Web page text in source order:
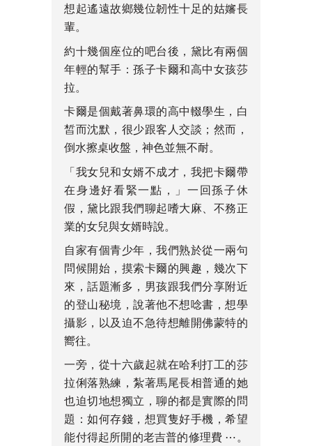
想起遙遠故鄉幾位韌性十足的姑嬸長
輩。
約十幾個座位的吧台後，黛比有兩個
年輕的幫手：孫子卡爾和高中女孩莎
拉。
卡爾是個戴著鼻環的高中輟學生，白
皙而沈默，很少跟客人交談；然而，
倒水擦桌收盤，神色並無不耐。
「我女兒和女婿不成才，我把卡爾帶
在身邊好看緊一點，」一回孫子休
假，黛比跟我們聊起嗜大麻、不務正
業的女兒與女婿時說。
自家有個青少年，我們熟於從一兩句
問候開始，摸索卡爾的興趣，幾次下
來，話題漸多，男孩跟我們分享附近
的登山秘境，說著他不想唸書，想學
攝影，以及迫不急待想離開佛蒙特的
嚮往。
一旁，從十六歲起就在哈利打工的莎
拉俐落熟練，紮著馬尾長相普通的她
也迫切地想獨立，聊的都是實際的問
題：如何存錢，想買隻好手機，希望
能付得起所開的老吉普的修理費 ⋯。